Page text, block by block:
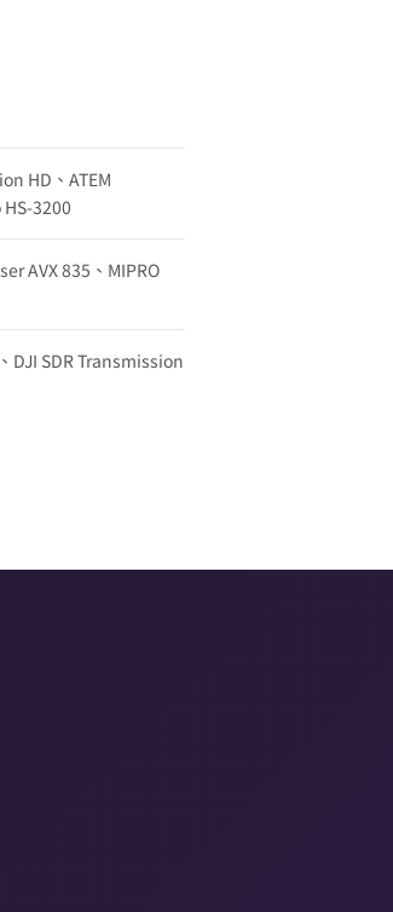
HD、ATEM
3200
AVX 835、MIPRO
DJI SDR Transmission